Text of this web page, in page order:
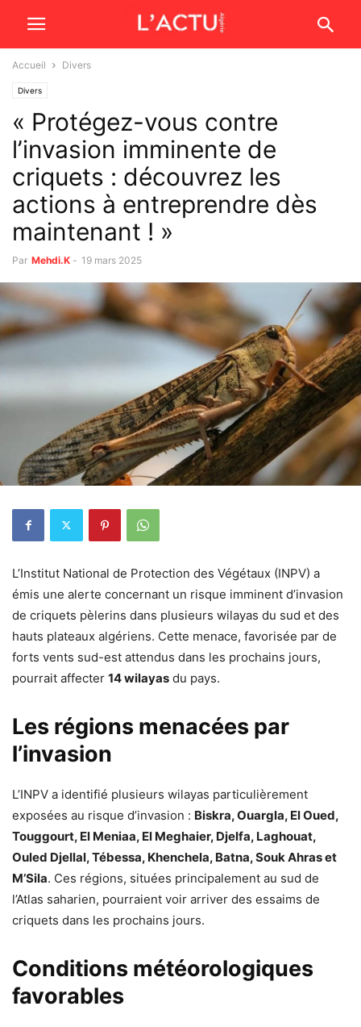
Accueil Divers
Divers
« Protégez-vous contre
l’invasion imminente de
criquets : découvrez les
actions à entreprendre dès
maintenant ! »
Par Mehdi.K - 19 mars 2025
L’Institut National de Protection des Végétaux (INPV) a
émis une alerte concernant un risque imminent d’invasion
de criquets pèlerins dans plusieurs wilayas du sud et des
hauts plateaux algériens. Cette menace, favorisée par de
forts vents sud-est attendus dans les prochains jours,
pourrait affecter 14 wilayas du pays.
Les régions menacées par
l’invasion
L’INPV a identifié plusieurs wilayas particulièrement
exposées au risque d’invasion : Biskra, Ouargla, El Oued,
Touggourt, El Meniaa, El Meghaier, Djelfa, Laghouat,
Ouled Djellal, Tébessa, Khenchela, Batna, Souk Ahras et
M’Sila. Ces régions, situées principalement au sud de
l’Atlas saharien, pourraient voir arriver des essaims de
criquets dans les prochains jours.
Conditions météorologiques
favorables